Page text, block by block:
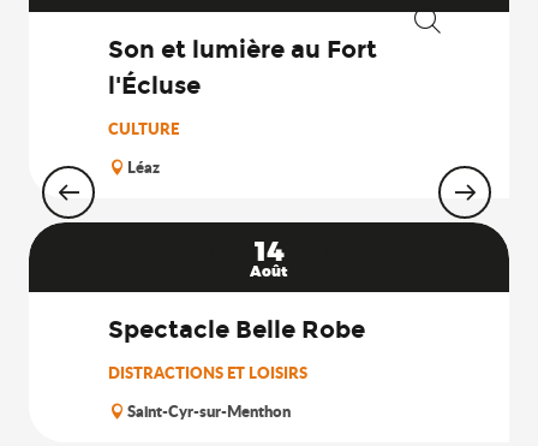
Son et lumière au Fort
l'Écluse
CULTURE
Léaz
14
Août
Spectacle Belle Robe
DISTRACTIONS ET LOISIRS
Saint-Cyr-sur-Menthon